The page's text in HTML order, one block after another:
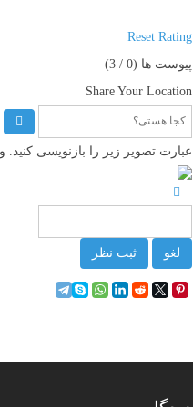
Reset Rating
پیوست ها (0
/ 3)
Share Your Location
عبارت تصویر زیر را بازنویسی
لغو ثبت نظر